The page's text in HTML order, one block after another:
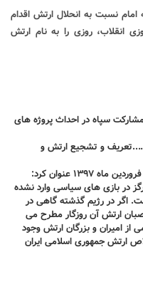
نسبت به انحلال ارتش اقدام
انقلاب، روزی را به نام ارتش
سپاه در احداث پروژه های
و تشجیع ارتش و
رئیس جمهور در بخشی از سخنانش در ۲۹ فروردین ماه ۱۳۹۷ عنوان کرد:
در بازی های سیاسی وارد نشده
اگر در رژیم گذشته گاهی در
ارتش آن روزگار مطرح می
از امیران و بزرگان ارتش وجود
ارتش جمهوری اسلامی ایران